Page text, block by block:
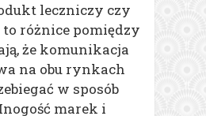
leczniczy czy
to różnice pomiędzy
że komunikacja
na obu rynkach
w sposób
marek i